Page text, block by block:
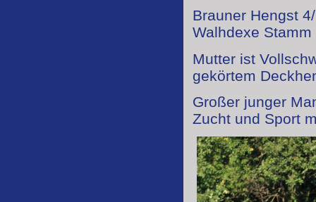
Brauner Hengst
Walhdexe Stamm
Mutter ist
gekörtem
Großer junger
Zucht und Sport